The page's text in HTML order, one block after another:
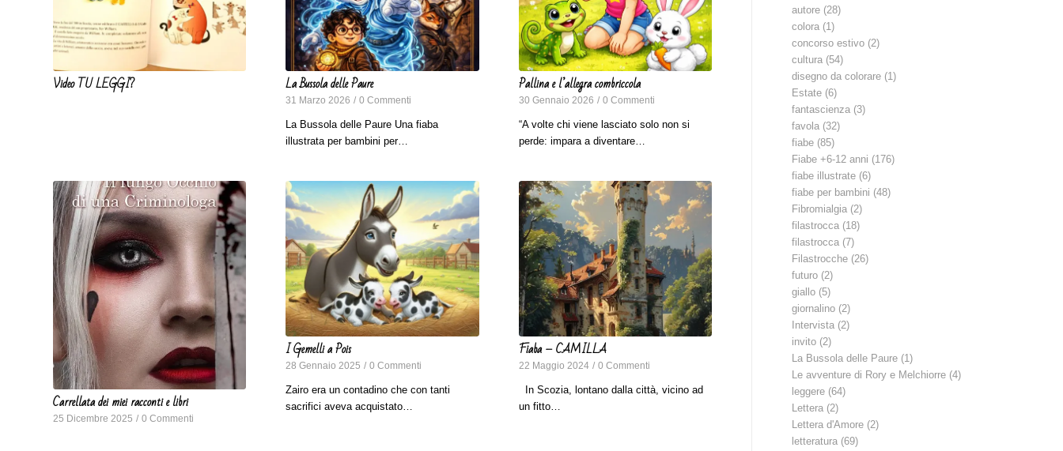
Video TU LEGGI? La Bussola delle Paure
31 Marzo 2026 / 0 Commenti
La Bussola delle Paure Una fiaba
illustrata per bambini per…
Pallina e l’allegra combriccola
30 Gennaio 2026 / 0 Commenti
“A volte chi viene lasciato solo non si
perde: impara a diventare…
Carrellata dei miei racconti e libri
25 Dicembre 2025 / 0 Commenti
I Gemelli a Pois
28 Gennaio 2025 / 0 Commenti
Zairo era un contadino che con tanti
sacrifici aveva acquistato…
Fiaba – CAMILLA
22 Maggio 2024 / 0 Commenti
In Scozia, lontano dalla città, vicino ad
un fitto…
autore (28)
colora (1)
concorso estivo (2)
cultura (54)
disegno da colorare (1)
Estate (6)
fantascienza (3)
favola (32)
fiabe (85)
Fiabe +6-12 anni (176)
fiabe illustrate (6)
fiabe per bambini (48)
Fibromialgia (2)
filastrocca (18)
filastrocca (7)
Filastrocche (26)
futuro (2)
giallo (5)
giornalino (2)
Intervista (2)
invito (2)
La Bussola delle Paure (1)
Le avventure di Rory e Melchiorre (4)
leggere (64)
Lettera (2)
Lettera d'Amore (2)
letteratura (69)